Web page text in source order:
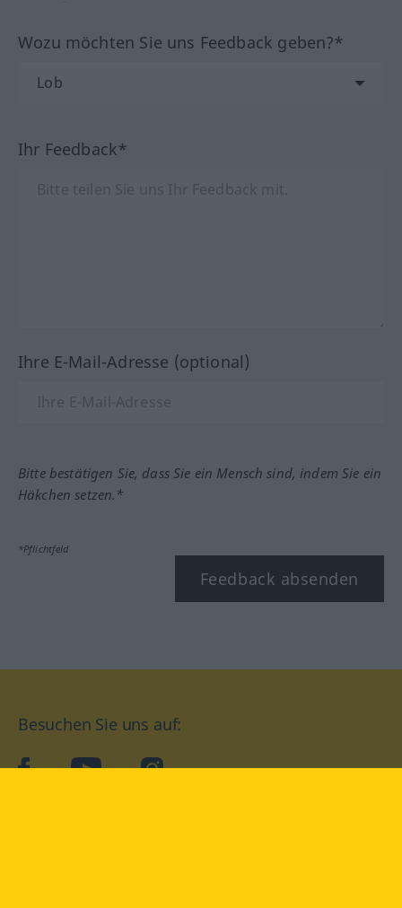
Wozu möchten Sie uns Feedback geben?*
Ihr Feedback*
Ihre E-Mail-Adresse (optional)
Bitte bestätigen Sie, dass Sie ein Mensch sind, indem Sie ein
Häkchen setzen.*
*Pflichtfeld
Feedback absenden
Besuchen Sie uns auf:
facebookYouTube Instagram